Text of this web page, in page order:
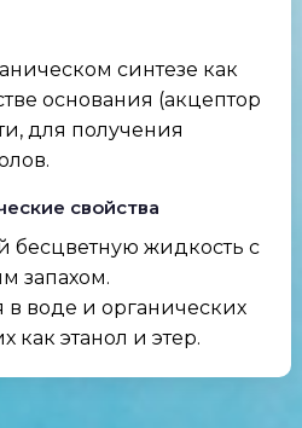
синтезе как
основания (акцептор
для получения
свойства
бесцветную жидкость с
запахом.
в воде и органических
как этанол и этер.